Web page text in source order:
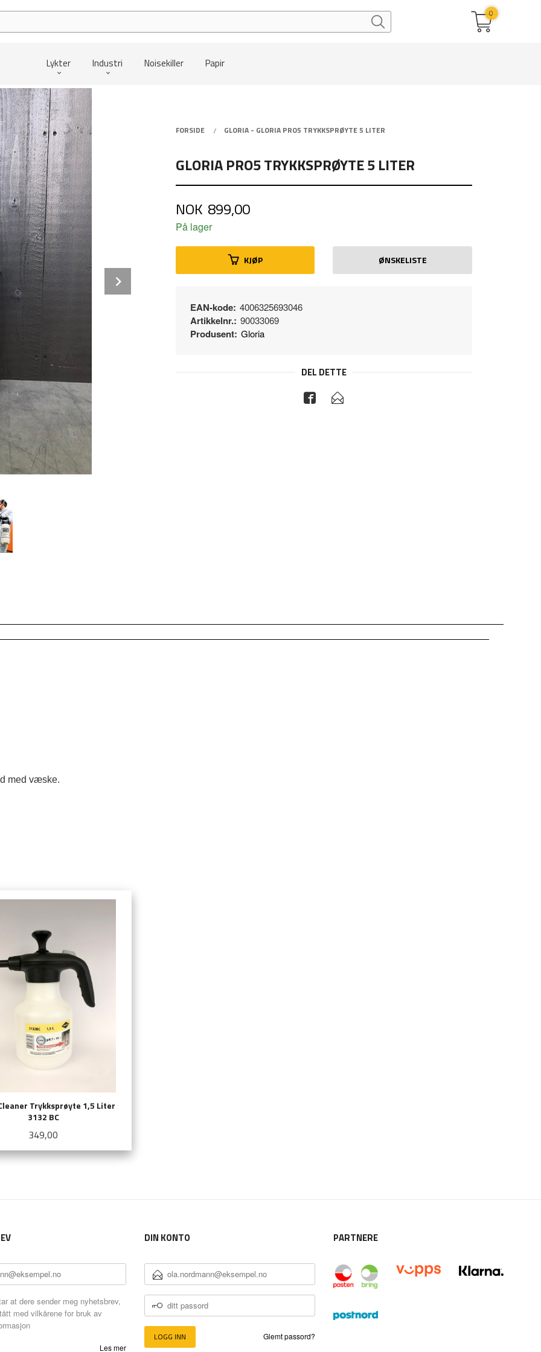
Lykter Industri Noisekiller Papir
0
FORSIDE GLORIA - GLORIA PRO5 TRYKKSPRØYTE 5 LITER
GLORIA PRO5 TRYKKSPRØYTE 5 LITER
Pris
NOK 899,00
På lager
KJØP ØNSKELISTE
EAN-kode: 4006325693046
Artikkelnr.: 90033069
Produsent: Gloria
DEL DETTE
med væske.
Trykksprøyte 1,5 Liter
3132 BC
Pris
349,00
at dere sender meg nyhetsbrev,
med vilkårene for bruk av
Les mer
DIN KONTO
E-
POSTADRESSE
DITT
PASSORD
Glemt passord?
PARTNERE